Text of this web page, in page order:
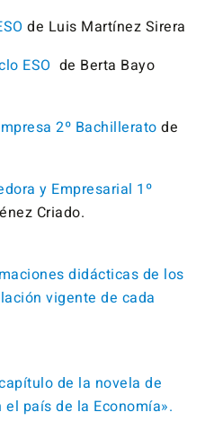
de Luis Martínez Sirera
ESO de Berta Bayo
2º Bachillerato de
y Empresarial 1º
Criado.
didácticas de los
vigente de cada
de la novela de
país de la Economía».